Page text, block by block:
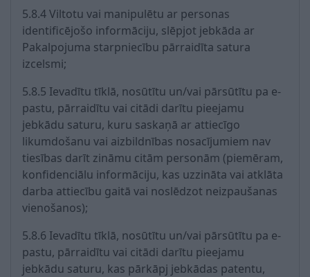
5.8.4 Viltotu vai manipulētu ar personas
identificējošo informāciju, slēpjot jebkāda ar
Pakalpojuma starpniecību pārraidīta satura
izcelsmi;
5.8.5 Ievadītu tīklā, nosūtītu un/vai pārsūtītu pa e-
pastu, pārraidītu vai citādi darītu pieejamu
jebkādu saturu, kuru saskaņā ar attiecīgo
likumdošanu vai aizbildnības nosacījumiem nav
tiesības darīt zināmu citām personām (piemēram,
konfidenciālu informāciju, kas uzzināta vai atklāta
darba attiecību gaitā vai noslēdzot neizpaušanas
vienošanos);
5.8.6 Ievadītu tīklā, nosūtītu un/vai pārsūtītu pa e-
pastu, pārraidītu vai citādi darītu pieejamu
jebkādu saturu, kas pārkāpj jebkādas patentu,